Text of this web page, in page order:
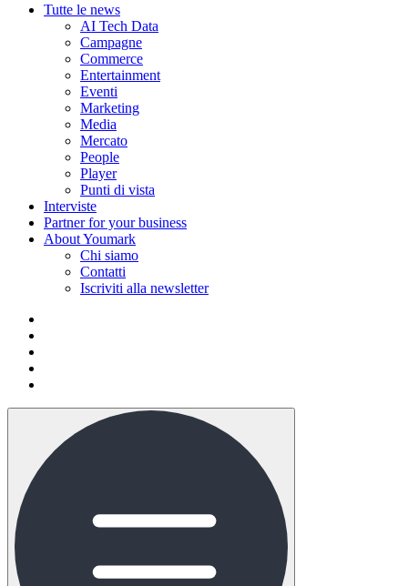
Tutte le news
AI Tech Data
Campagne
Commerce
Entertainment
Eventi
Marketing
Media
Mercato
People
Player
Punti di vista
Interviste
Partner for your business
About Youmark
Chi siamo
Contatti
Iscriviti alla newsletter